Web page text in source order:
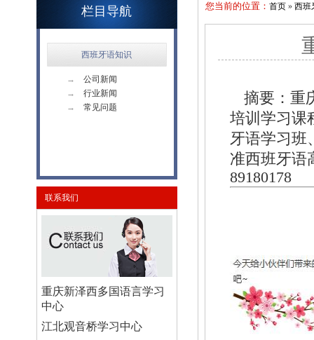
栏目导航
西班牙语知识
→
公司新闻
→
行业新闻
→
常见问题
联系我们
重庆新泽西多国语言学习
中心
江北观音桥学习中心
您当前的位置： 首页» 西班
摘要：重
培训学习课
牙语学习班
准西班牙语
89180178